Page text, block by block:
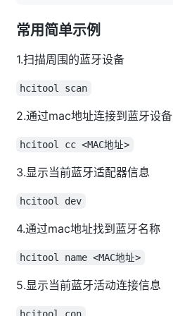
常用简单示例
1.扫描周围的蓝牙设备
hcitool scan
2.通过mac地址连接到蓝牙设备
hcitool cc <MAC地址>
3.显示当前蓝牙适配器信息
hcitool dev
4.通过mac地址找到蓝牙名称
hcitool name <MAC地址>
5.显示当前蓝牙活动连接信息